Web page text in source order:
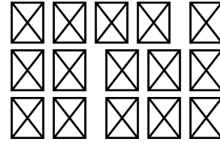
괴하면서
다. 중심
분히 뜨거